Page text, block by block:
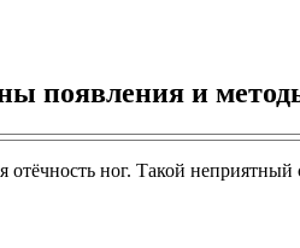
появления и
ног. Такой